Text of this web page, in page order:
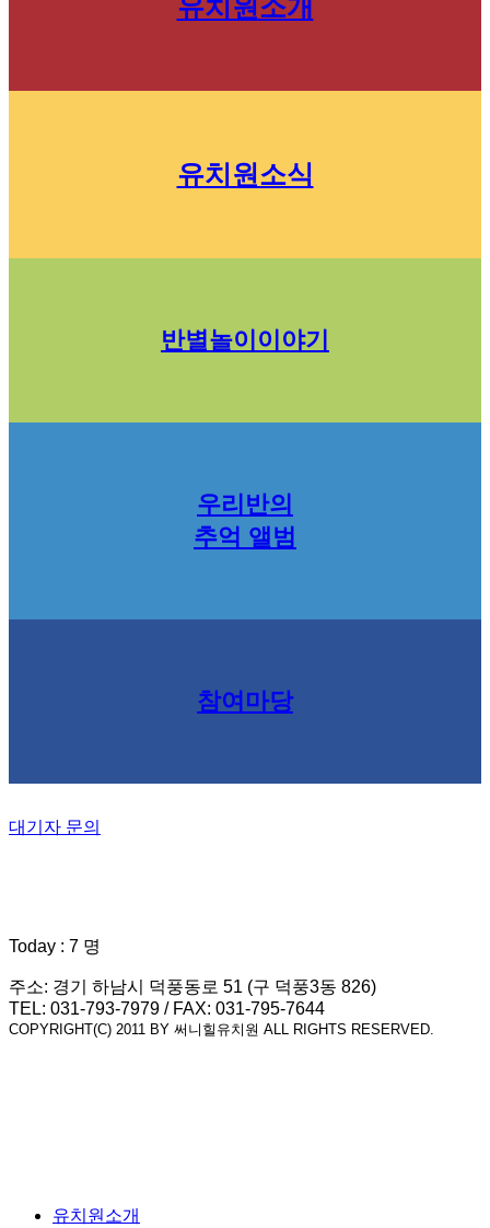
유치원소개
유치원소식
반별놀이이야기
우리반의
추억 앨범
참여마당
대기자 문의
Today : 7 명
주소: 경기 하남시 덕풍동로 51 (구 덕풍3동 826)
TEL: 031-793-7979 / FAX: 031-795-7644
COPYRIGHT(C) 2011 BY 써니힐유치원 ALL RIGHTS RESERVED.
유치원소개